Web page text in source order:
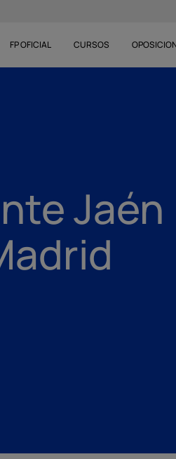
FP OFICIAL CURSOS
Jaén